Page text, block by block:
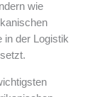
wie
in der Logistik